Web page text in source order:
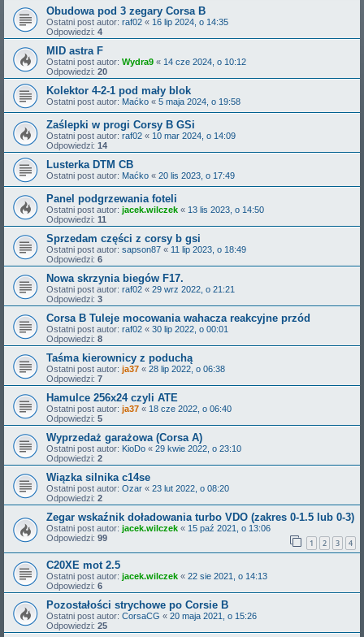
Obudowa pod 3 zegary Corsa B
Ostatni post autor: raf02 « 16 lip 2024, o 14:35
Odpowiedzi: 4
MID astra F
Ostatni post autor: Wydra9 « 14 cze 2024, o 10:12
Odpowiedzi: 20
Kolektor 4-2-1 pod mały blok
Ostatni post autor: Maćko « 5 maja 2024, o 19:58
Zaślepki w progi Corsy B GSi
Ostatni post autor: raf02 « 10 mar 2024, o 14:09
Odpowiedzi: 14
Lusterka DTM CB
Ostatni post autor: Maćko « 20 lis 2023, o 17:49
Panel podgrzewania foteli
Ostatni post autor: jacek.wilczek « 13 lis 2023, o 14:50
Odpowiedzi: 11
Sprzedam części z corsy b gsi
Ostatni post autor: sapson87 « 11 lip 2023, o 18:49
Odpowiedzi: 6
Nowa skrzynia biegów F17.
Ostatni post autor: raf02 « 29 wrz 2022, o 21:21
Odpowiedzi: 3
Corsa B Tuleje mocowania wahacza reakcyjne przód
Ostatni post autor: raf02 « 30 lip 2022, o 00:01
Odpowiedzi: 8
Taśma kierownicy z poduchą
Ostatni post autor: ja37 « 28 lip 2022, o 06:38
Odpowiedzi: 7
Hamulce 256x24 czyli ATE
Ostatni post autor: ja37 « 18 cze 2022, o 06:40
Odpowiedzi: 5
Wyprzedaż garażowa (Corsa A)
Ostatni post autor: KioDo « 29 kwie 2022, o 23:10
Odpowiedzi: 2
Wiązka silnika c14se
Ostatni post autor: Ozar « 23 lut 2022, o 08:20
Odpowiedzi: 2
Zegar wskaźnik doładowania turbo VDO (zakres 0-1.5 lub 0-3)
Ostatni post autor: jacek.wilczek « 15 paź 2021, o 13:06
Odpowiedzi: 99 1 2 3 4
C20XE mot 2.5
Ostatni post autor: jacek.wilczek « 22 sie 2021, o 14:13
Odpowiedzi: 6
Pozostałości strychowe po Corsie B
Ostatni post autor: CorsaCG « 20 maja 2021, o 15:26
Odpowiedzi: 25